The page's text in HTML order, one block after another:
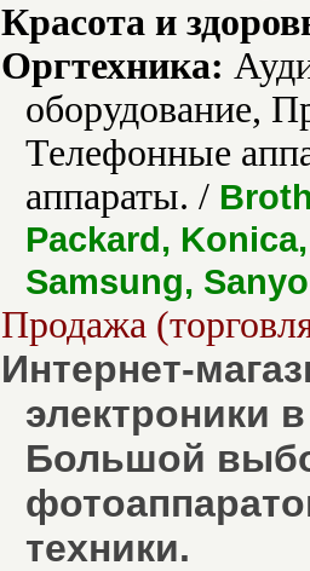
Красота и
Оргтехника:
оборудование,
Телефонные
аппараты. /
Packard,
Samsung,
Продажа
Интернет-
электроники
Большой
техники.